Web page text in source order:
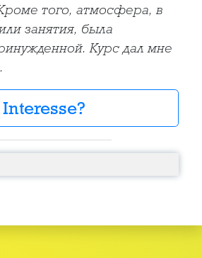
того, атмосфера, в
занятия, была
Курс дал мне
Interesse?